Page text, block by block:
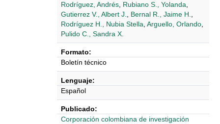
Rodríguez, Andrés Rubiano S., Yolanda
Gutierrez V., Albert J.
Bernal R., Jaime H.
Rodríguez H., Nubia Stella Arguello, Orlando
Pulido C., Sandra X.
Formato:
Boletín técnico
Lenguaje:
Español
Publicado:
‎‎Corporación colombiana de investigación